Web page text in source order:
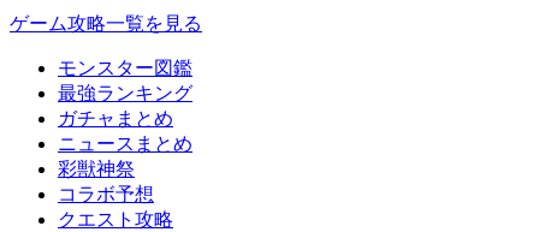
ゲーム攻略一覧を見る
モンスター図鑑
最強ランキング
ガチャまとめ
ニュースまとめ
彩獣神祭
コラボ予想
クエスト攻略